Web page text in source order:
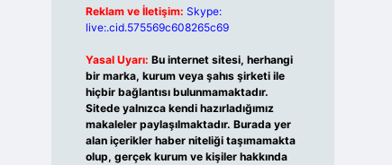
Reklam ve İletişim: Skype:
live:.cid.575569c608265c69
Yasal Uyarı: Bu internet sitesi, herhangi
bir marka, kurum veya şahıs şirketi ile
hiçbir bağlantısı bulunmamaktadır.
Sitede yalnızca kendi hazırladığımız
makaleler paylaşılmaktadır. Burada yer
alan içerikler haber niteliği taşımamakta
olup, gerçek kurum ve kişiler hakkında